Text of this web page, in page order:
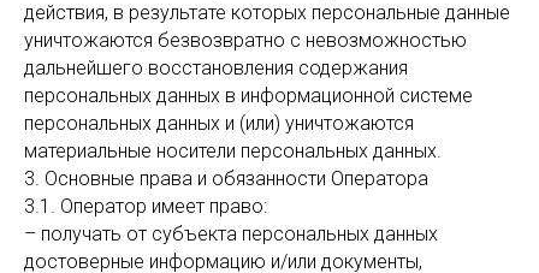
действия, в результате которых персональные данные
уничтожаются безвозвратно с невозможностью
дальнейшего восстановления содержания
персональных данных в информационной системе
персональных данных и (или) уничтожаются
материальные носители персональных данных.
3. Основные права и обязанности Оператора
3.1. Оператор имеет право:
– получать от субъекта персональных данных
достоверные информацию и/или документы,